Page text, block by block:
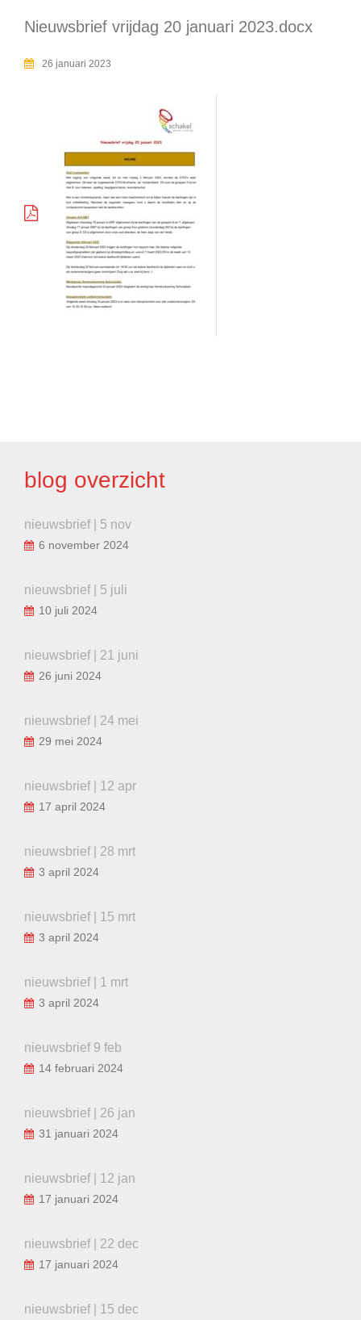
Nieuwsbrief vrijdag 20 januari 2023.docx
26 januari 2023
blog overzicht
nieuwsbrief | 5 nov
6 november 2024
nieuwsbrief | 5 juli
10 juli 2024
nieuwsbrief | 21 juni
26 juni 2024
nieuwsbrief | 24 mei
29 mei 2024
nieuwsbrief | 12 apr
17 april 2024
nieuwsbrief | 28 mrt
3 april 2024
nieuwsbrief | 15 mrt
3 april 2024
nieuwsbrief | 1 mrt
3 april 2024
nieuwsbrief 9 feb
14 februari 2024
nieuwsbrief | 26 jan
31 januari 2024
nieuwsbrief | 12 jan
17 januari 2024
nieuwsbrief | 22 dec
17 januari 2024
nieuwsbrief | 15 dec